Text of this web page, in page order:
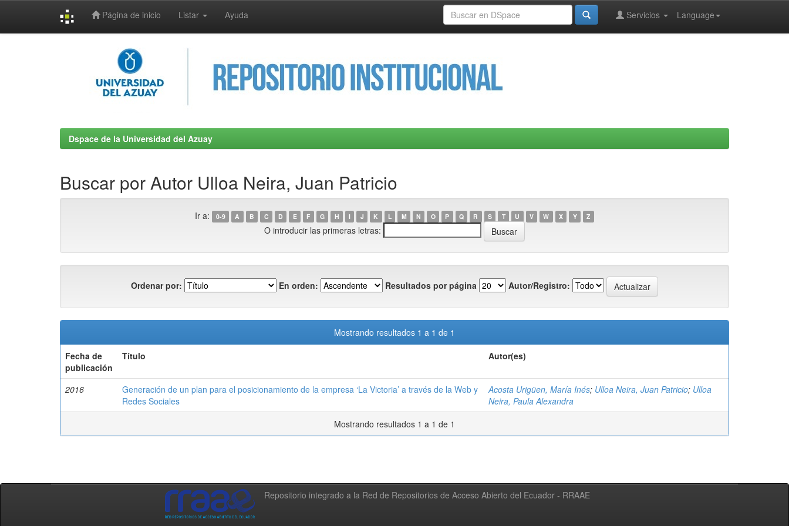
Página de inicio Listar Ayuda Language
Servicios
Dspace de la Universidad del Azuay
Buscar por Autor Ulloa Neira, Juan Patricio
Ir a: 0-9 A B C D E F G H I J K L M N O P Q R S T U V W X Y Z
O introducir las primeras letras:
Ordenar por: En orden: Resultados por página Autor/Registro:
Mostrando resultados 1 a 1 de 1
Fecha de
publicación
Título Autor(es)
2016
Generación de un plan para el posicionamiento de la empresa ‘La Victoria’ a través de la Web y
Redes Sociales
Acosta Urigüen, María Inés; Ulloa Neira, Juan Patricio; Ulloa
Neira, Paula Alexandra
Mostrando resultados 1 a 1 de 1
Repositorio integrado a la Red de Repositorios de Acceso Abierto del Ecuador - RRAAE